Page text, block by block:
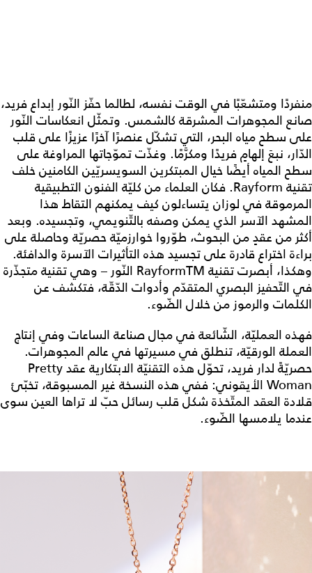
منفردًا ومتشعّبًا في الوقت نفسه، لطالما حفّز النّور إبداع فريد،
صانع المجوهرات المشرقة كالشمس. وتمثّل انعكاسات النّور
على سطح مياه البحر، التي تشكّل عنصرًا آخرًا عزيزًا على قلب
الدّار، نبعَ إلهامٍ فريدًا ومكرَّمًا. وغذّت تموّجاتها المراوغة على
سطح المياه أيضًا خيال المبتكرين السويسريّين الكامنين خلف
تقنية Rayform. فكان العلماء من كليّة الفنون التطبيقية
المرموقة في لوزان يتساءلون كيف يمكنهم التقاط هذا
المشهد الآسر الذي يمكن وصفه بالتّنويمي، وتجسيده. وبعد
أكثر من عقدٍ من البحوث، طوّروا خوارزميّة حصريّة وحاصلة على
براءة اختراع قادرة على تجسيد هذه التأثيرات الآسرة والدافئة.
وهكذا، أبصرت تقنية RayformTM النّور – وهي تقنية متجذّرة
في التّحفيز البصري المتقدّم وأدوات الدّقّة، فتكشف عن
الكلمات والرموز من خلال الضّوء.
فهذه العمليّة، الشّائعة في مجال صناعة الساعات وفي إنتاج
العملة الورقيّة، تنطلق في مسيرتها في عالم المجوهرات.
حصريّةً لدار فريد، تحوّل هذه التقنيّة الابتكارية عقد Pretty
Woman الأيقوني: ففي هذه النسخة غير المسبوقة، تخبّئ
قلادة العقد المتّخذة شكل قلب رسائل حبّ لا تراها العين سوى
عندما يلامسها الضّوء.